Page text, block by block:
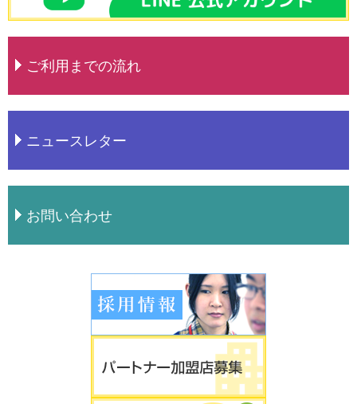
ご利用までの流れ
ニュースレター
お問い合わせ